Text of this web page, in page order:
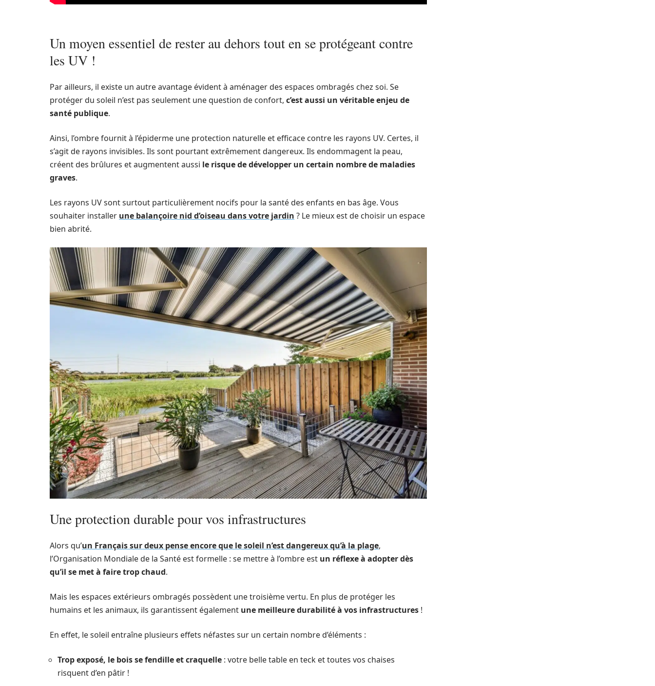
Un moyen essentiel de rester au dehors tout en se protégeant contre
les UV !
Par ailleurs, il existe un autre avantage évident à aménager des espaces ombragés chez soi. Se
protéger du soleil n’est pas seulement une question de confort, c’est aussi un véritable enjeu de
santé publique.
Ainsi, l’ombre fournit à l’épiderme une protection naturelle et efficace contre les rayons UV. Certes, il
s’agit de rayons invisibles. Ils sont pourtant extrêmement dangereux. Ils endommagent la peau,
créent des brûlures et augmentent aussi le risque de développer un certain nombre de maladies
graves.
Les rayons UV sont surtout particulièrement nocifs pour la santé des enfants en bas âge. Vous
souhaiter installer une balançoire nid d’oiseau dans votre jardin ? Le mieux est de choisir un espace
bien abrité.
Une protection durable pour vos infrastructures
Alors qu’un Français sur deux pense encore que le soleil n’est dangereux qu’à la plage,
l’Organisation Mondiale de la Santé est formelle : se mettre à l’ombre est un réflexe à adopter dès
qu’il se met à faire trop chaud.
Mais les espaces extérieurs ombragés possèdent une troisième vertu. En plus de protéger les
humains et les animaux, ils garantissent également une meilleure durabilité à vos infrastructures !
En effet, le soleil entraîne plusieurs effets néfastes sur un certain nombre d’éléments :
Trop exposé, le bois se fendille et craquelle : votre belle table en teck et toutes vos chaises
risquent d’en pâtir !